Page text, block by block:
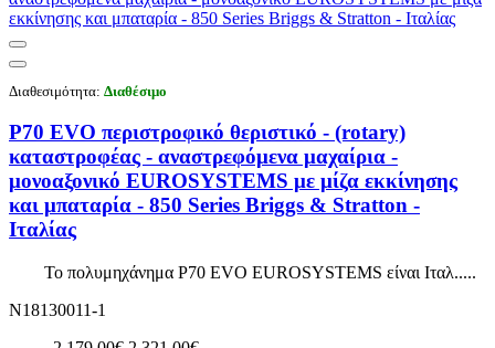
Διαθεσιμότητα: Διαθέσιμο
P70 EVO περιστροφικό θεριστικό - (rotary)
καταστροφέας - αναστρεφόμενα μαχαίρια -
μονοαξονικό EUROSYSTEMS με μίζα εκκίνησης
και μπαταρία - 850 Series Briggs & Stratton -
Ιταλίας
Το πολυμηχάνημα P70 EVO EUROSYSTEMS είναι Ιταλ.....
N18130011-1